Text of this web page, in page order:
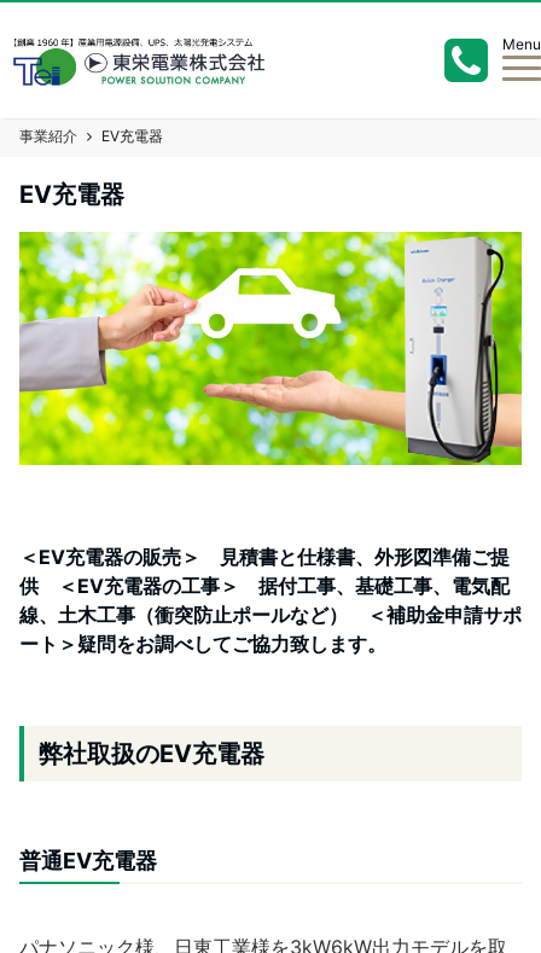
Menu
事業紹介 EV充電器
EV充電器
＜EV充電器の販売＞ 見積書と仕様書、外形図準備ご提
供＜EV充電器の工事＞
据付工事、基礎工事、電気配
線、土木工事（衝突防止ポールなど） ＜補助金申請サポ
ート＞疑問をお調べしてご協力致します。
弊社取扱のEV充電器
普通EV充電器
パナソニック様、日東工業様を3kW6kW出力モデルを取